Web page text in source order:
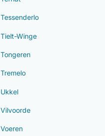
Tessenderlo
Tielt-Winge
Tongeren
Tremelo
Ukkel
Vilvoorde
Voeren